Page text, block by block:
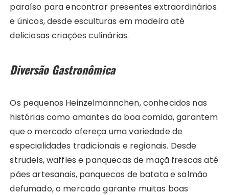
paraíso para encontrar presentes extraordinários
e únicos, desde esculturas em madeira até
deliciosas criações culinárias.
Diversão Gastronômica
Os pequenos Heinzelmännchen, conhecidos nas
histórias como amantes da boa comida, garantem
que o mercado ofereça uma variedade de
especialidades tradicionais e regionais. Desde
strudels, waffles e panquecas de maçã frescas até
pães artesanais, panquecas de batata e salmão
defumado, o mercado garante muitas boas